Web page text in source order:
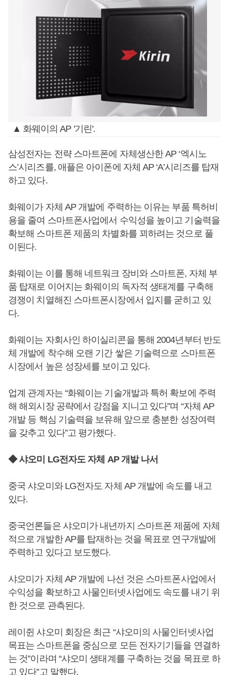
▲ 화웨이의 AP '기린'.
삼성전자는 전략 스마트폰에 자체생산한 AP ‘엑시노
스’시리즈를, 애플은 아이폰에 자체 AP ‘A’시리즈를 탑재
하고 있다.
화웨이가 자체 AP 개발에 주력하는 이유는 부품 특허비
용을 줄여 스마트폰사업에서 수익성을 높이고 기술력을
확보해 스마트폰 제품의 차별화를 꾀하려는 것으로 풀
이된다.
화웨이는 이를 통해 네트워크 장비와 스마트폰, 자체 부
품 탑재로 이어지는 화웨이의 독자적 생태계를 구축해
경쟁이 치열해진 스마트폰시장에서 입지를 굳히고 있
다.
화웨이는 자회사인 하이실리콘을 통해 2004년부터 반도
체 개발에 착수해 오랜 기간 쌓은 기술력으로 스마트폰
시장에서 높은 성장세를 보이고 있다.
업계 관계자는 “화웨이는 기술개발과 특허 확보에 주력
해 해외시장 공략에서 강점을 지니고 있다”며 “자체 AP
개발 등 핵심 기술력을 보유해 앞으로 충분한 성장여력
을 갖추고 있다”고 평가했다.
◆ 샤오미 LG전자도 자체 AP 개발 나서
중국 샤오미와 LG전자도 자체 AP 개발에 속도를 내고
있다.
중국언론들은 샤오미가 내년까지 스마트폰 제품에 자체
적으로 개발한 AP를 탑재하는 것을 목표로 연구개발에
주력하고 있다고 보도했다.
샤오미가 자체 AP 개발에 나선 것은 스마트폰사업에서
수익성을 확보하고 사물인터넷사업에도 속도를 내기 위
한 것으로 관측된다.
레이쥔 샤오미 회장은 최근 “샤오미의 사물인터넷사업
목표는 스마트폰을 중심으로 모든 전자기기들을 연결하
는 것”이라며 “샤오미 생태계를 구축하는 것을 목표로 하
고 있다”고 말했다.